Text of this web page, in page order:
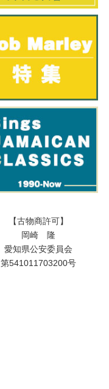
【古物商許可】
岡崎 隆
愛知県公安委員会
第541011703200号